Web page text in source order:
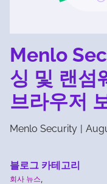
Menlo
싱 및 랜섬
브라우저
Menlo Security |
블로그 카테고리
회사 뉴스